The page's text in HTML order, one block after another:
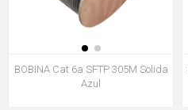
BOBINA Cat 6a SFTP 305M Solida
Azul